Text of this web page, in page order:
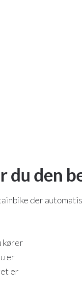
du den
der
kører
er
er